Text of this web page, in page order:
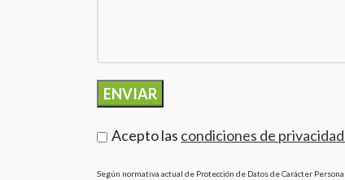
Acepto las condiciones de
Según normativa actual de Protección de Datos de Carácter